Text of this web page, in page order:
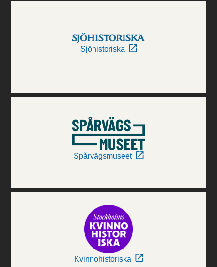
Sjöhistoriska
Spårvägsmuseet
Kvinnohistoriska